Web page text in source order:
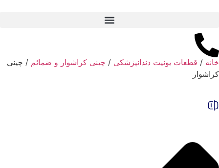
خانه / قطعات یونیت دندانپزشکی / چینی کراشوار و ضمائم / چینی
کراشوار